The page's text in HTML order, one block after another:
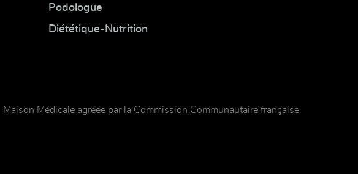
Podologue
Diététique-Nutrition
Maison Médicale agréée par la Commission Communautaire française